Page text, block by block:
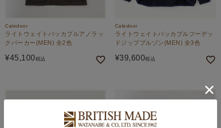
Caledoor
ライトウェイトパッカブルアノラッ
クパーカー(MEN) 全2色
¥45,100税込
Caledoor
ライトウェイトパッカブルフーデッ
ドジップブルゾン(MEN) 全3色
¥39,600税込